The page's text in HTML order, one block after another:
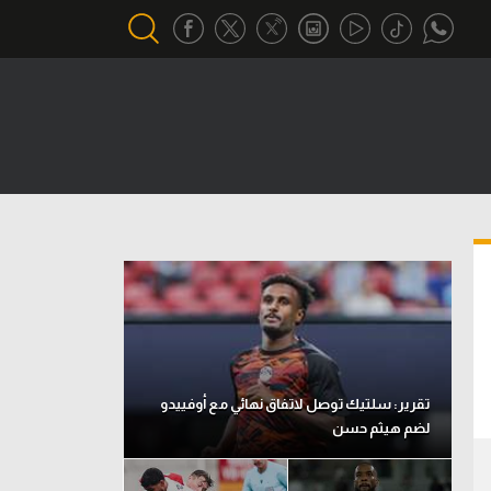
تحقيق في الجول
تقرير في الجول
تحليل في الجول
حكايات في الجول
كويز في الجول
فيديو في الجول
تقرير: سلتيك توصل لاتفاق نهائي مع أوفييدو
لضم هيثم حسن